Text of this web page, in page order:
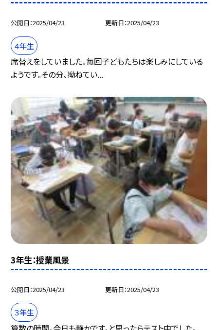
公開日 2025/04/23 更新日 2025/04/23
４年生
席替えをしていました。毎回子どもたちは楽しみにしている
ようです。その分、拗ねてい...
3年生：授業風景
公開日 2025/04/23 更新日 2025/04/23
３年生